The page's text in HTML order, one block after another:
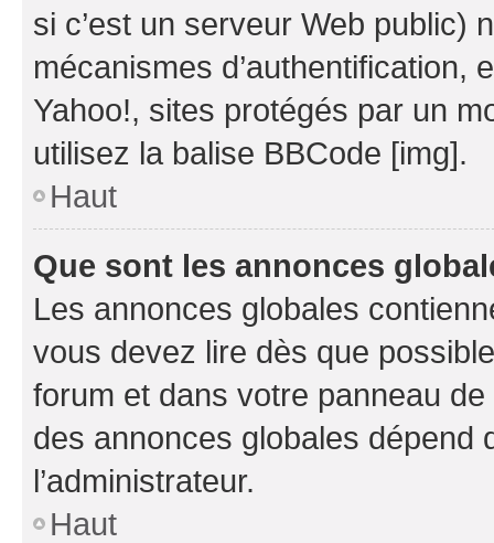
si c’est un serveur Web public)
mécanismes d’authentification,
Yahoo!, sites protégés par un
utilisez la balise BBCode [img].
Haut
Que sont les annonces
Les annonces globales
vous devez lire dès que
forum et dans votre panneau
des annonces globales dépend
l’administrateur.
Haut